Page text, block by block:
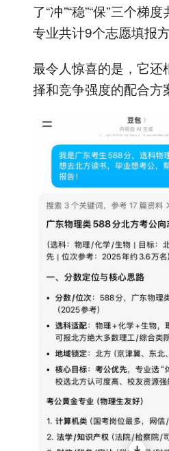
了“冲”“稳”“保”三个
专业共计9个志愿填报方
最令人惊喜的是，它
择和竞争强度的配合方